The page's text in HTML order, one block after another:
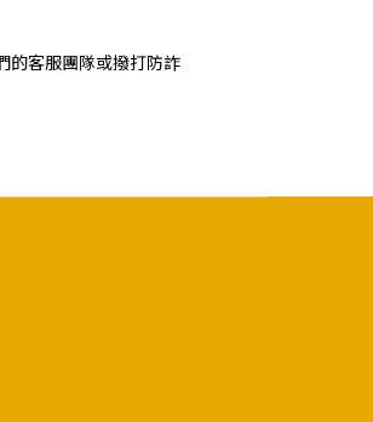
的客服團隊或撥打防詐